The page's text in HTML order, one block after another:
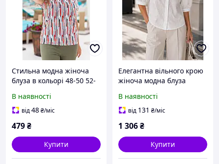
Стильна модна жіноча
блуза в кольорі 48-50 52-
В наявності
від48₴/міс
479₴
Купити
Елегантна вільного крою
жіноча модна блуза
В наявності
від 131 ₴/міс
1 306₴
Купити